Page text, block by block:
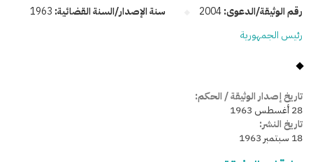
رقم الوثيقة/الدعوى:2004 سنة الإصدار/السنة القضائية: 1963
رئيس الجمهورية
تاريخ إصدار الوثيقة / الحكم:
28 أغسطس 1963
تاريخ النشر:
18 سبتمبر 1963